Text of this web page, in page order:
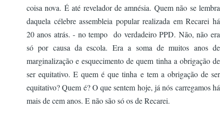
coisa nova. É até revelador de amnésia. Quem não se lembra
daquela célebre assembleia popular realizada em Recarei há
20 anos atrás. - no tempo do verdadeiro PPD. Não, não era
só por causa da escola. Era a soma de muitos anos de
marginalização e esquecimento de quem tinha a obrigação de
ser equitativo. E quem é que tinha e tem a obrigação de ser
equitativo? Quem é? O que sentem hoje, já nós carregamos há
mais de cem anos. E não são só os de Recarei.